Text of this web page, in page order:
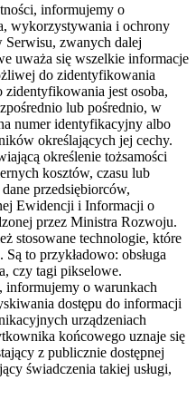
informujemy o
wykorzystywania i ochrony
zwanych dalej
uważa się wszelkie informacje
do zidentyfikowania
jest osoba,
lub pośrednio, w
numer identyfikacyjny albo
określających jej cechy.
określenie tożsamości
kosztów, czasu lub
przedsiębiorców,
Ewidencji i Informacji o
przez Ministra Rozwoju.
stosowane technologie, które
to przykładowo: obsługa
czy tagi pikselowe.
o warunkach
dostępu do informacji
urządzeniach
końcowego uznaje się
z publicznie dostępnej
świadczenia takiej usługi,